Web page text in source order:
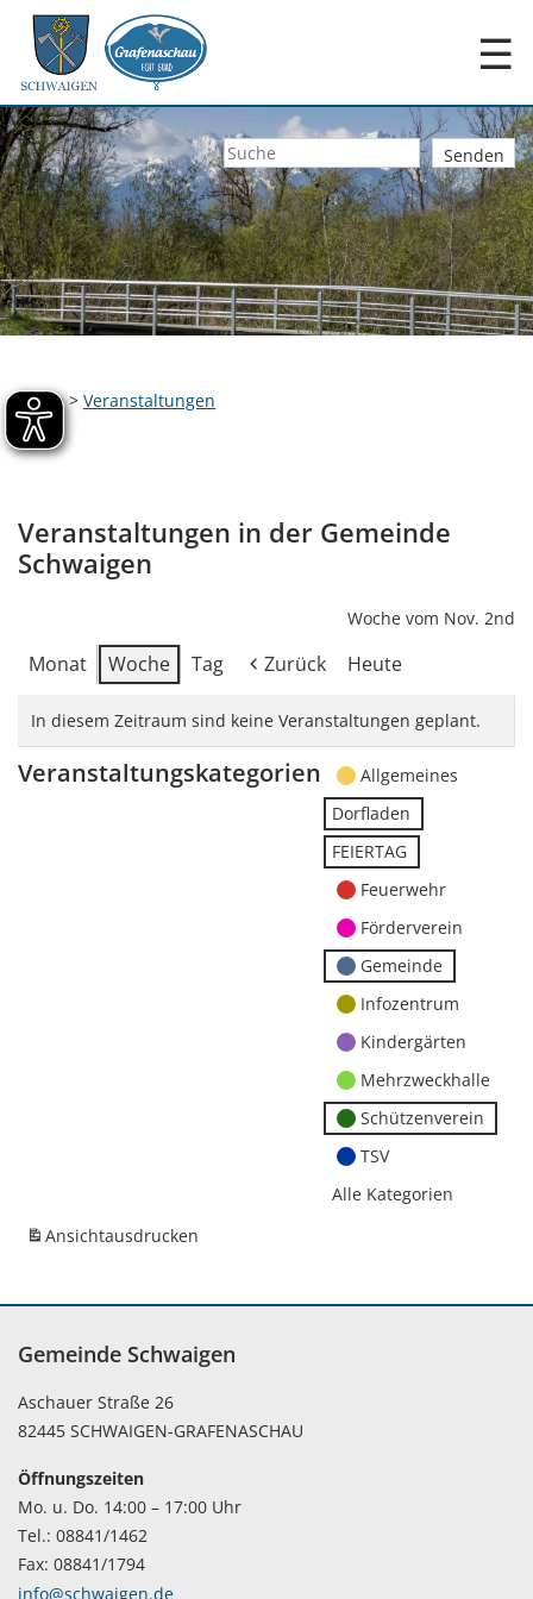
☰
Home> Veranstaltungen
Veranstaltungen in der Gemeinde
Schwaigen
Woche vom Nov. 2nd
Monat Woche Tag Zurück Heute
In diesem Zeitraum sind keine Veranstaltungen geplant.
Veranstaltungskategorien
Allgemeines
Dorfladen
FEIERTAG
Feuerwehr
Förderverein
Gemeinde
Infozentrum
Kindergärten
Mehrzweckhalle
Schützenverein
TSV
Alle Kategorien
Ansichtausdrucken
Gemeinde Schwaigen
Aschauer Straße 26
82445 SCHWAIGEN-GRAFENASCHAU
Öffnungszeiten
Mo. u. Do. 14:00 – 17:00 Uhr
Tel.: 08841/1462
Fax: 08841/1794
info@schwaigen.de